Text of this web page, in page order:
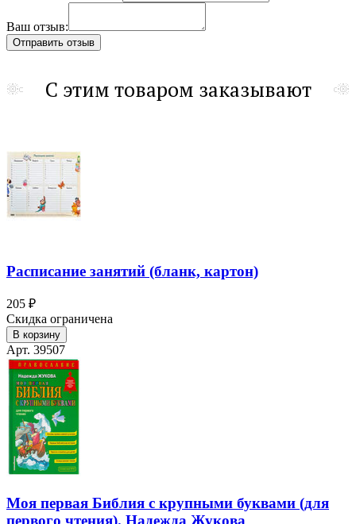
Ваш отзыв:
С этим товаром заказывают
Расписание занятий (бланк, картон)
205 ₽
Скидка ограничена
В корзину
Арт. 39507
Моя первая Библия с крупными буквами (для
первого чтения). Надежда Жукова